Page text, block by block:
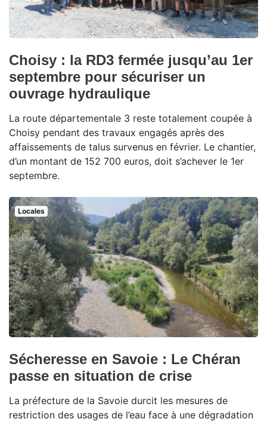
Choisy : la RD3 fermée jusqu’au 1er
septembre pour sécuriser un
ouvrage hydraulique
La route départementale 3 reste totalement coupée à
Choisy pendant des travaux engagés après des
affaissements de talus survenus en février. Le chantier,
d’un montant de 152 700 euros, doit s’achever le 1er
septembre.
Locales
Sécheresse en Savoie : Le Chéran
passe en situation de crise
La préfecture de la Savoie durcit les mesures de
restriction des usages de l’eau face à une dégradation